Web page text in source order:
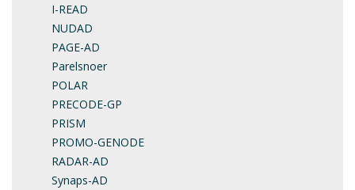
I-READ
NUDAD
PAGE-AD
Parelsnoer
POLAR
PRECODE-GP
PRISM
PROMO-GENODE
RADAR-AD
Synaps-AD